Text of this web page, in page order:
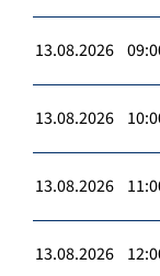
13.08.2026
13.08.2026
13.08.2026
13.08.2026